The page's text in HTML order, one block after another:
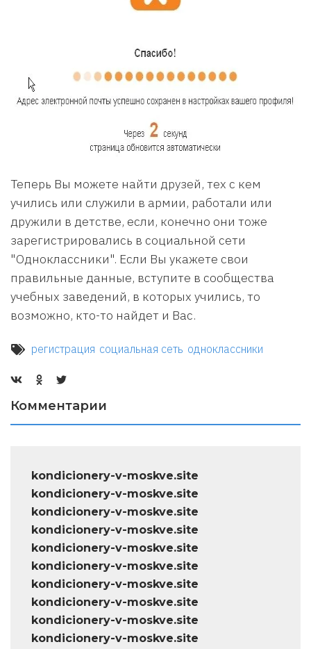
Теперь Вы можете найти друзей, тех с кем
учились или служили в армии, работали или
дружили в детстве, если, конечно они тоже
зарегистрировались в социальной сети
"Одноклассники". Если Вы укажете свои
правильные данные, вступите в сообщества
учебных заведений, в которых учились, то
возможно, кто-то найдет и Вас.
регистрация социальная сеть одноклассники
Комментарии
kondicionery-v-moskve.site
kondicionery-v-moskve.site
kondicionery-v-moskve.site
kondicionery-v-moskve.site
kondicionery-v-moskve.site
kondicionery-v-moskve.site
kondicionery-v-moskve.site
kondicionery-v-moskve.site
kondicionery-v-moskve.site
kondicionery-v-moskve.site